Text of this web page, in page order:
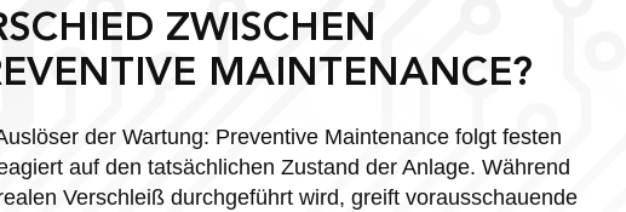
ZWISCHEN
MAINTENANCE?
der Wartung: Preventive Maintenance folgt festen
auf den tatsächlichen Zustand der Anlage. Während
Verschleiß durchgeführt wird, greift vorausschauende